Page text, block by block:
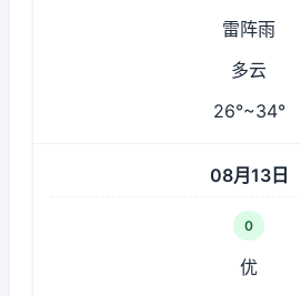
雷阵雨
多云
26°~34°
08月13日
0
优